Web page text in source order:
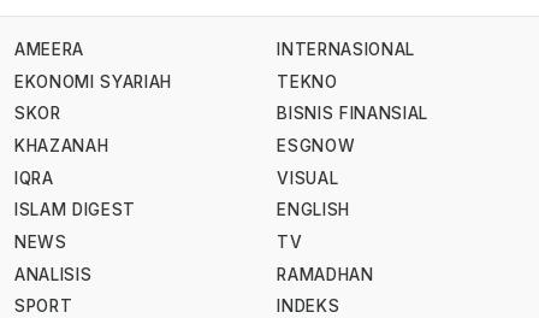
AMEERA
EKONOMI SYARIAH
SKOR
KHAZANAH
IQRA
ISLAM DIGEST
NEWS
ANALISIS
SPORT
INTERNASIONAL
TEKNO
BISNIS FINANSIAL
ESGNOW
VISUAL
ENGLISH
TV
RAMADHAN
INDEKS